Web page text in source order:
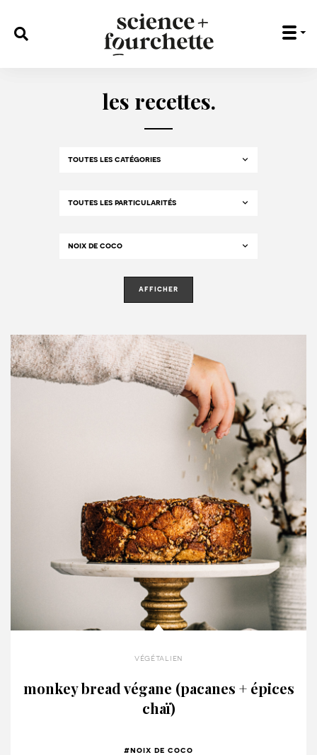
rechercher :
les recettes.
afficher
végétalien
monkey bread végane (pacanes + épices
chaï)
#noix de coco